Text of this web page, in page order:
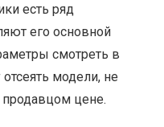
есть ряд
его основной
смотреть в
модели, не
цене.